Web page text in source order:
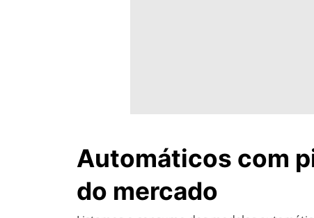
Automáticos com
do mercado